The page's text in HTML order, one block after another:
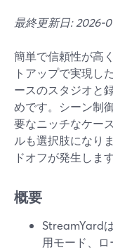
最終更新日: 2026-
簡単で信頼性が高
トアップで実現し
ースのスタジオと
めです。シーン制
要なニッチなケー
ルも選択肢になり
ドオフが発生します
概要
StreamYard
用モード、